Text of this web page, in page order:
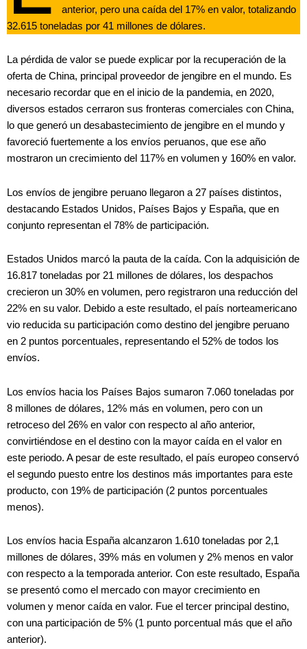
anterior, pero una caída del 17% en valor, totalizando
32.615 toneladas por 41 millones de dólares.
La pérdida de valor se puede explicar por la recuperación de la
oferta de China, principal proveedor de jengibre en el mundo. Es
necesario recordar que en el inicio de la pandemia, en 2020,
diversos estados cerraron sus fronteras comerciales con China,
lo que generó un desabastecimiento de jengibre en el mundo y
favoreció fuertemente a los envíos peruanos, que ese año
mostraron un crecimiento del 117% en volumen y 160% en valor.
Los envíos de jengibre peruano llegaron a 27 países distintos,
destacando Estados Unidos, Países Bajos y España, que en
conjunto representan el 78% de participación.
Estados Unidos marcó la pauta de la caída. Con la adquisición de
16.817 toneladas por 21 millones de dólares, los despachos
crecieron un 30% en volumen, pero registraron una reducción del
22% en su valor. Debido a este resultado, el país norteamericano
vio reducida su participación como destino del jengibre peruano
en 2 puntos porcentuales, representando el 52% de todos los
envíos.
Los envíos hacia los Países Bajos sumaron 7.060 toneladas por
8 millones de dólares, 12% más en volumen, pero con un
retroceso del 26% en valor con respecto al año anterior,
convirtiéndose en el destino con la mayor caída en el valor en
este periodo. A pesar de este resultado, el país europeo conservó
el segundo puesto entre los destinos más importantes para este
producto, con 19% de participación (2 puntos porcentuales
menos).
Los envíos hacia España alcanzaron 1.610 toneladas por 2,1
millones de dólares, 39% más en volumen y 2% menos en valor
con respecto a la temporada anterior. Con este resultado, España
se presentó como el mercado con mayor crecimiento en
volumen y menor caída en valor. Fue el tercer principal destino,
con una participación de 5% (1 punto porcentual más que el año
anterior).